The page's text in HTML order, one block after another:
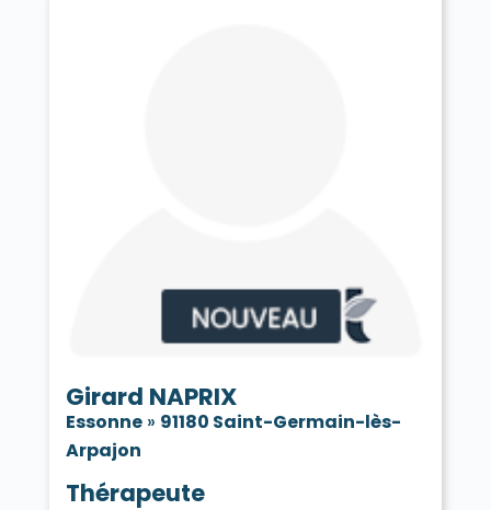
Girard NAPRIX
Essonne» 91180 Saint-Germain-lès-
Arpajon
Thérapeute